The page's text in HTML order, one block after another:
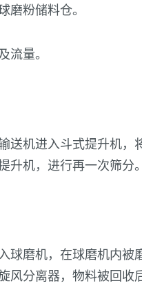
磨粉储料仓。
流量。
送机进入斗式提升机
机，进行再一次筛分。
球磨机，在球磨机内
分离器，物料被回收